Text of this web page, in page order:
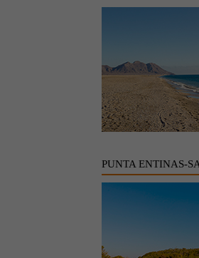
PUNTA ENTINAS-